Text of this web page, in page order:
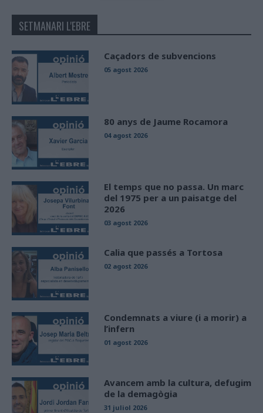
SETMANARI L'EBRE
Caçadors de subvencions
05 agost 2026
80 anys de Jaume Rocamora
04 agost 2026
El temps que no passa. Un marc
del 1975 per a un paisatge del
2026
03 agost 2026
Calia que passés a Tortosa
02 agost 2026
Condemnats a viure (i a morir) a
l’infern
01 agost 2026
Avancem amb la cultura, defugim
de la demagògia
31 juliol 2026